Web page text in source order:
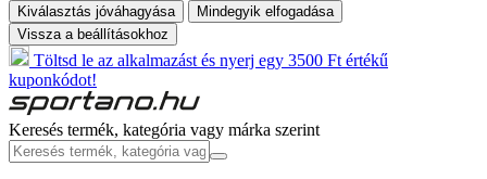
Kiválasztás jóváhagyása
Mindegyik elfogadása
Vissza a beállításokhoz
Töltsd le az alkalmazást és nyerj egy 3500 Ft értékű
kuponkódot!
Keresés termék, kategória vagy márka szerint